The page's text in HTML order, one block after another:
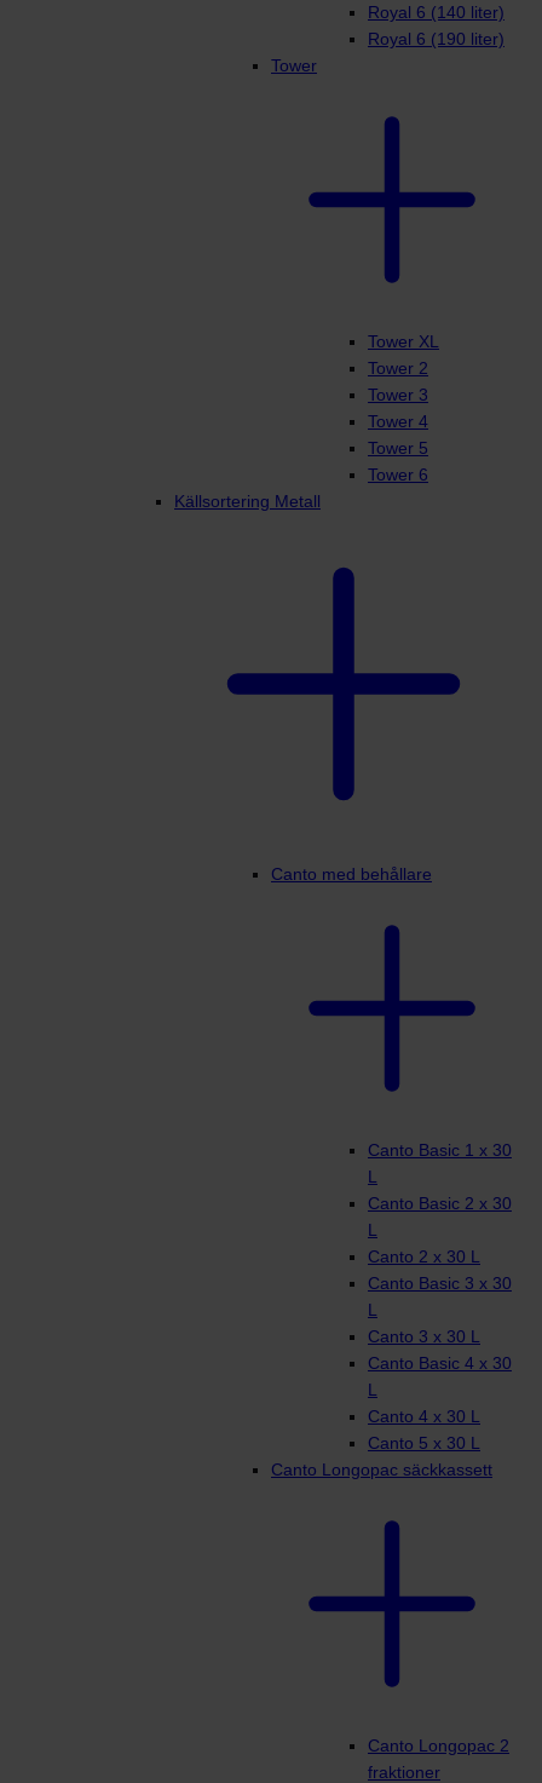
Royal 6 (140 liter)
Royal 6 (190 liter)
Tower
Tower XL
Tower 2
Tower 3
Tower 4
Tower 5
Tower 6
Källsortering Metall
Canto med behållare
Canto Basic 1 x 30
L
Canto Basic 2 x 30
L
Canto 2 x 30 L
Canto Basic 3 x 30
L
Canto 3 x 30 L
Canto Basic 4 x 30
L
Canto 4 x 30 L
Canto 5 x 30 L
Canto Longopac säckkassett
Canto Longopac 2
fraktioner